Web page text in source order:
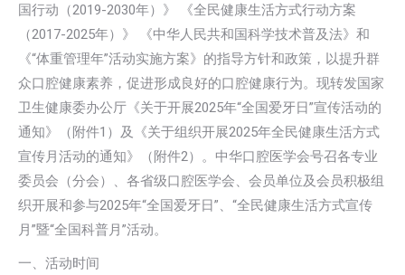
国行动（2019-2030年）》 《全民健康生活方式行动方案
（2017-2025年）》 《中华人民共和国科学技术普及法》和
《“体重管理年”活动实施方案》的指导方针和政策，以提升群
众口腔健康素养，促进形成良好的口腔健康行为。现转发国家
卫生健康委办公厅《关于开展2025年“全国爱牙日”宣传活动的
通知》（附件1）及《关于组织开展2025年全民健康生活方式
宣传月活动的通知》（附件2）。中华口腔医学会号召各专业
委员会（分会）、各省级口腔医学会、会员单位及会员积极组
织开展和参与2025年“全国爱牙日”、“全民健康生活方式宣传
月”暨“全国科普月”活动。
一、活动时间